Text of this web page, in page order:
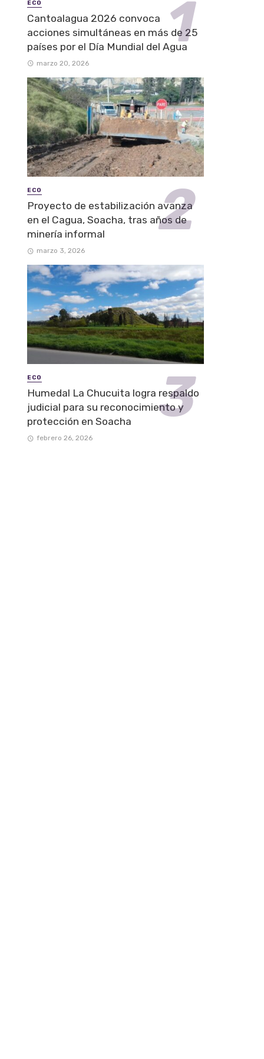
ECO
Cantoalagua 2026 convoca
acciones simultáneas en más de 25
países por el Día Mundial del Agua
marzo 20, 2026
ECO
Proyecto de estabilización avanza
en el Cagua, Soacha, tras años de
minería informal
marzo 3, 2026
ECO
Humedal La Chucuita logra respaldo
judicial para su reconocimiento y
protección en Soacha
febrero 26, 2026